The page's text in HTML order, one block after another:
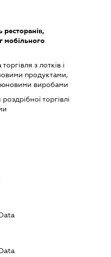
ресторанів,
мобільного
з лотків і
продуктами,
виробами
торгівлі